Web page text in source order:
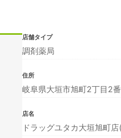
店舗タイプ
調剤薬局
住所
岐阜県大垣市旭町2丁目2
店名
ドラッグユタカ大垣旭町